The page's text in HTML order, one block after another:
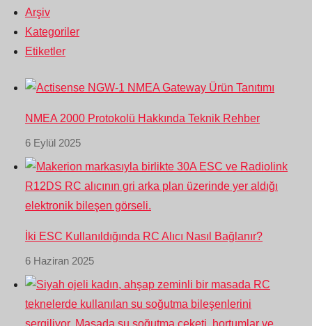
Arşiv
Kategoriler
Etiketler
NMEA 2000 Protokolü Hakkında Teknik Rehber
6 Eylül 2025
İki ESC Kullanıldığında RC Alıcı Nasıl Bağlanır?
6 Haziran 2025